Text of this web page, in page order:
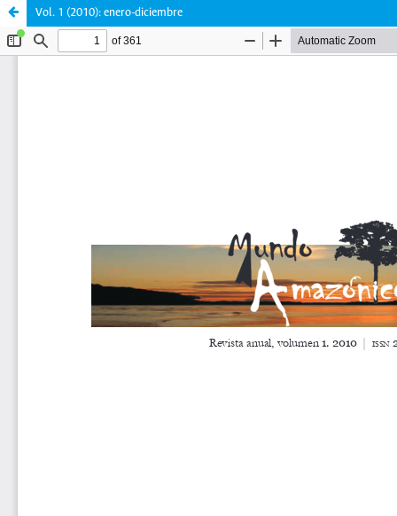
Vol. 1 (2010): enero-diciembre